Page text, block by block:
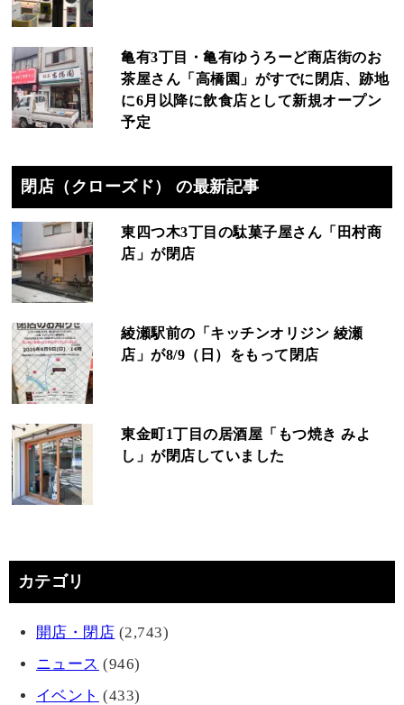
亀有3丁目・亀有ゆうろーど商店街のお
茶屋さん「高橋園」がすでに閉店、跡地
に6月以降に飲食店として新規オープン
予定
閉店（クローズド） の最新記事
東四つ木3丁目の駄菓子屋さん「田村商
店」が閉店
綾瀬駅前の「キッチンオリジン 綾瀬
店」が8/9（日）をもって閉店
東金町1丁目の居酒屋「もつ焼き みよ
し」が閉店していました
カテゴリ
開店・閉店 (2,743)
ニュース (946)
イベント (433)